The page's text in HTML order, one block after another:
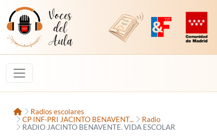
Saltar al contenido
Voces del Aula
Revista Digital de EducaMadrid
Plataforma de
InicioRadios escolares
CP INF-PRI JACINTO BENAVENT...
Radio
RADIO JACINTO BENAVENTE. VIDA ESCOLAR